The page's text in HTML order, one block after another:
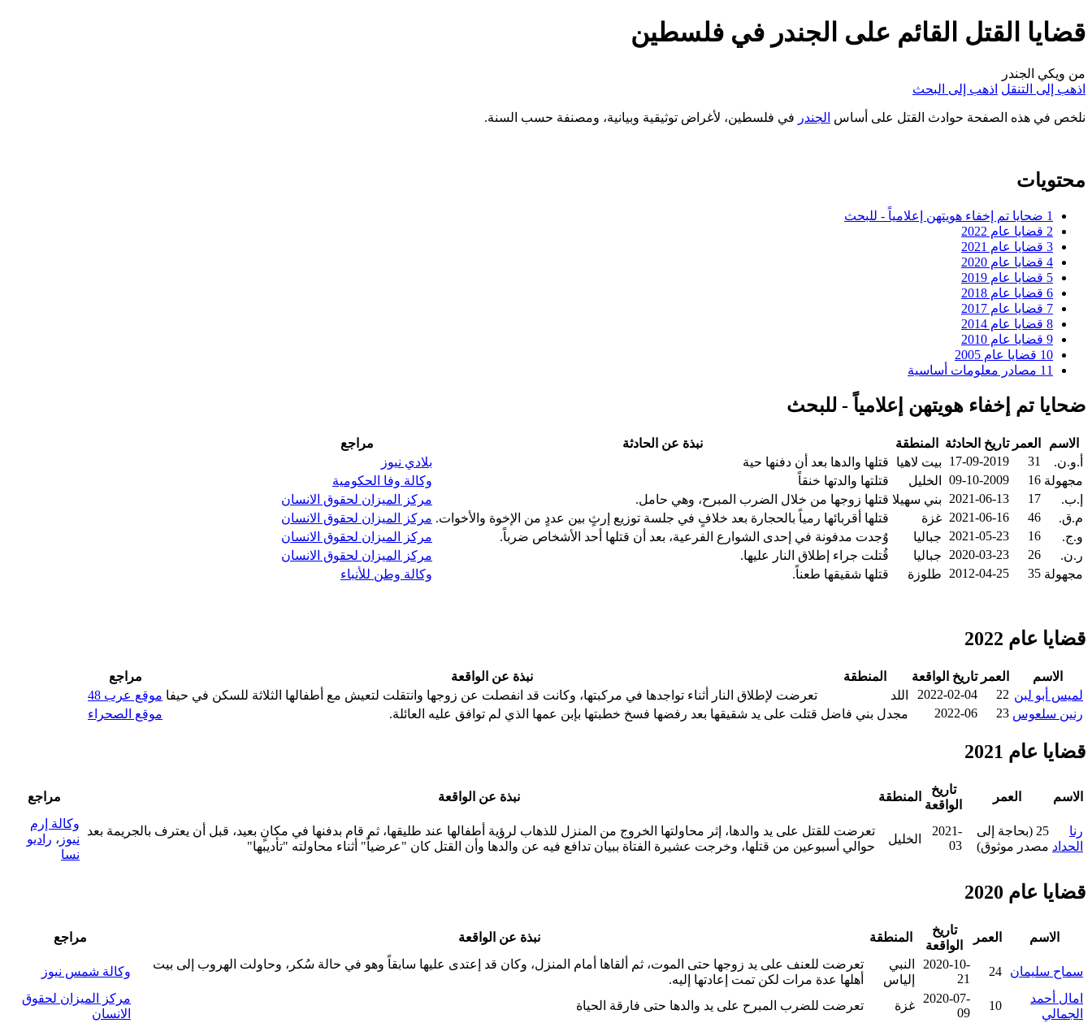
قضايا القتل القائم على الجندر في فلسطين
من ويكي الجندر
اذهب إلى التنقل اذهب إلى البحث
نلخص في هذه الصفحة حوادث القتل على أساس الجندر في فلسطين، لأغراض توثيقية وبيانية، ومصنفة حسب السنة.
محتويات
1 ضحايا تم إخفاء هويتهن إعلامياً - للبحث
2 قضايا عام 2022
3 قضايا عام 2021
4 قضايا عام 2020
5 قضايا عام 2019
6 قضايا عام 2018
7 قضايا عام 2017
8 قضايا عام 2014
9 قضايا عام 2010
10 قضايا عام 2005
11 مصادر معلومات أساسية
ضحايا تم إخفاء هويتهن إعلامياً - للبحث
الاسم العمر تاريخ الحادثة المنطقة نبذة عن الحادثة
مراجع
أ.و.ن.
31
17-09-2019 بيت لاهيا قتلها والدها بعد أن دفنها حية
بلادي نيوز
مجهولة 16
09-10-2009 الخليل قتلتها والدتها خنقاً
وكالة وفا الحكومية
إ.ب.
17
2021-06-13 بني سهيلا قتلها زوجها من خلال الضرب المبرح، وهي حامل.
مركز الميزان لحقوق الانسان
م.ق.
46
2021-06-16 غزة قتلها أقربائها رمياً بالحجارة بعد خلافٍ في جلسة توزيع إرثٍ بين عددٍ من الإخوة والأخوات. مركز الميزان لحقوق الانسان
و.ج.
16
2021-05-23 جباليا وٌجدت مدفونة في إحدى الشوارع الفرعية، بعد أن قتلها أحد الأشخاص ضرباً.
مركز الميزان لحقوق الانسان
ر.ن.
26
2020-03-23 جباليا قُتلت جراء إطلاق النار عليها.
مركز الميزان لحقوق الانسان
مجهولة 35
2012-04-25 طلوزة قتلها شقيقها طعناً. وكالة وطن للأنباء
قضايا عام 2022
الاسم العمر تاريخ الواقعة المنطقة نبذة عن الواقعة
مراجع
لميس أبو لبن 22
2022-02-04 اللد تعرضت لإطلاق النار أثناء تواجدها في مركبتها، وكانت قد انفصلت عن زوجها وانتقلت لتعيش مع أطفالها الثلاثة للسكن في حيفا موقع عرب 48
رنين سلعوس 23
2022-06 مجدل بني فاضل قتلت على يد شقيقها بعد رفضها فسخ خطبتها بإبن عمها الذي لم توافق عليه العائلة. موقع الصحراء
قضايا عام 2021
الاسم العمر
تاريخ
الواقعة
المنطقة نبذة عن الواقعة مراجع
رنا
الحداد
25 (بحاجة إلى
مصدر موثوق)
2021-
03
الخليل
تعرضت للقتل على يد والدها، إثر محاولتها الخروج من المنزل للذهاب لرؤية أطفالها عند طليقها، ثم قام بدفنها في مكانٍ بعيد، قبل أن يعترف بالجريمة بعد
حوالي أسبوعين من قتلها، وخرجت عشيرة الفتاة ببيان تدافع فيه عن والدها وأن القتل كان "عرضياً" أثناء محاولته "تأديبها"
وكالة إرم
نيوز ، راديو
نسا
قضايا عام 2020
الاسم العمر
تاريخ
الواقعة
المنطقة نبذة عن الواقعة مراجع
سماح سليمان 24
2020-10-
21
النبي
إلياس
تعرضت للعنف على يد زوجها حتى الموت، ثم ألقاها أمام المنزل، وكان قد إعتدى عليها سابقاً وهو في حالة سُكر، وحاولت الهروب إلى بيت
أهلها عدة مرات لكن تمت إعادتها إليه.
وكالة شمس نيوز
امال أحمد
الجمالي
10
2020-07-
09
غزة تعرضت للضرب المبرح على يد والدها حتى فارقة الحياة
مركز الميزان لحقوق
الانسان